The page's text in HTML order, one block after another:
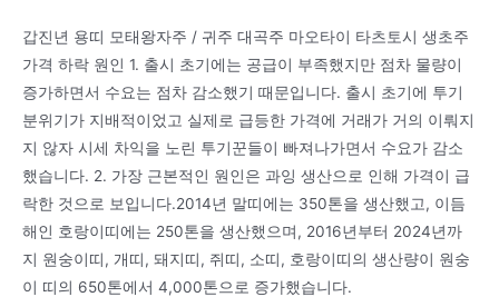
갑진년 용띠 모태왕자주 / 귀주 대곡주 마오타이 타츠토시 생초주
가격 하락 원인 1. 출시 초기에는 공급이 부족했지만 점차 물량이
증가하면서 수요는 점차 감소했기 때문입니다. 출시 초기에 투기
분위기가 지배적이었고 실제로 급등한 가격에 거래가 거의 이뤄지
지 않자 시세 차익을 노린 투기꾼들이 빠져나가면서 수요가 감소
했습니다. 2. 가장 근본적인 원인은 과잉 생산으로 인해 가격이 급
락한 것으로 보입니다.2014년 말띠에는 350톤을 생산했고, 이듬
해인 호랑이띠에는 250톤을 생산했으며, 2016년부터 2024년까
지 원숭이띠, 개띠, 돼지띠, 쥐띠, 소띠, 호랑이띠의 생산량이 원숭
이 띠의 650톤에서 4,000톤으로 증가했습니다.